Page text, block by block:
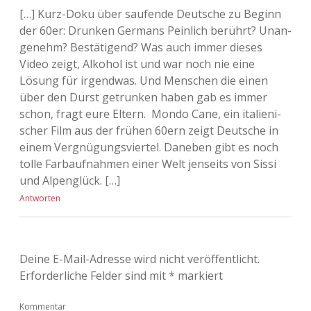
[…] Kurz-Doku über sau­fende Deut­sche zu Beginn
der 60er: Drun­ken Ger­mans Pein­lich berührt? Unan­
ge­nehm? Bestä­ti­gend? Was auch immer die­ses
Video zeigt, Alko­hol ist und war noch nie eine
Lösung für irgend­was. Und Men­schen die einen
über den Durst getrun­ken haben gab es immer
schon, fragt eure Eltern. Mondo Cane, ein ita­lie­ni­
scher Film aus der frü­hen 60ern zeigt Deut­sche in
einem Ver­gnü­gungs­vier­tel. Dane­ben gibt es noch
tolle Farb­auf­nah­men einer Welt jen­seits von Sissi
und Alpen­glück. […]
Antworten
Deine E-Mail-Adresse wird nicht veröffentlicht.
Erforderliche Felder sind mit* markiert
Kommentar